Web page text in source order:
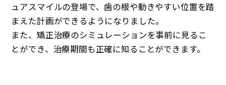
ュアスマイルの登場で、歯の根や動きやすい位置を踏
まえた計画ができるようになりました。
また、矯正治療のシミュレーションを事前に見るこ
とができ、治療期間も正確に知ることができます。